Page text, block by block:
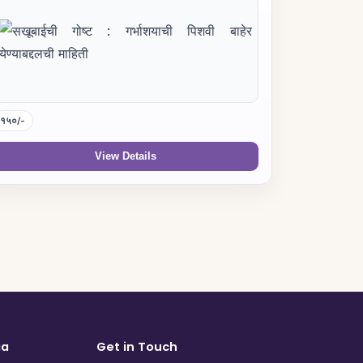
१५०/-
View Details
Get in Touch